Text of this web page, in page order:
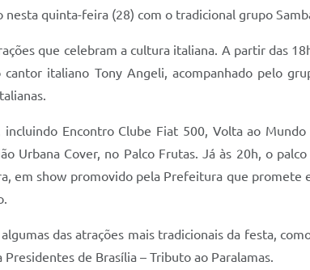
quinta-feira (28) com o tradicional grupo
que celebram a cultura italiana. A partir das
italiano Tony Angeli, acompanhado pelo
Encontro Clube Fiat 500, Volta ao
Urbana Cover, no Palco Frutas. Já às 20h, o
em show promovido pela Prefeitura que promete
das atrações mais tradicionais da festa,
de Brasília – Tributo ao Paralamas.